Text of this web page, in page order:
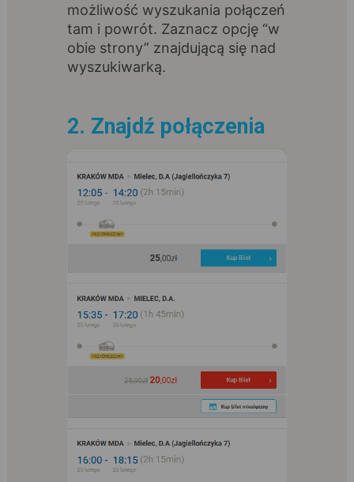
możliwość wyszukania połączeń
tam i powrót. Zaznacz opcję “w
obie strony” znajdującą się nad
wyszukiwarką.
2. Znajdź połączenia